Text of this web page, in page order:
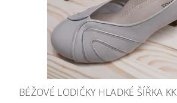
BÉŽOVÉ LODIČKY HLADKÉ ŠÍŘKA KK